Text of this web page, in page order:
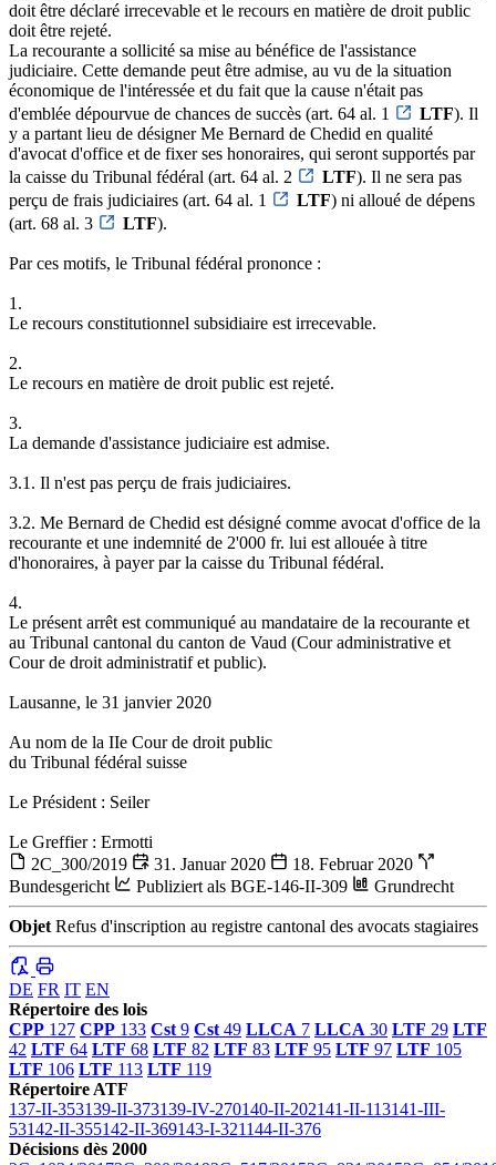
doit être déclaré irrecevable et le recours en matière de droit public
doit être rejeté.
La recourante a sollicité sa mise au bénéfice de l'assistance
judiciaire. Cette demande peut être admise, au vu de la situation
économique de l'intéressée et du fait que la cause n'était pas
d'emblée dépourvue de chances de succès (art. 64 al. 1
LTF). Il
y a partant lieu de désigner Me Bernard de Chedid en qualité
d'avocat d'office et de fixer ses honoraires, qui seront supportés par
la caisse du Tribunal fédéral (art. 64 al. 2
LTF). Il ne sera pas
perçu de frais judiciaires (art. 64 al. 1
LTF) ni alloué de dépens
(art. 68 al. 3
LTF).
Par ces motifs, le Tribunal fédéral prononce :
1.
Le recours constitutionnel subsidiaire est irrecevable.
2.
Le recours en matière de droit public est rejeté.
3.
La demande d'assistance judiciaire est admise.
3.1. Il n'est pas perçu de frais judiciaires.
3.2. Me Bernard de Chedid est désigné comme avocat d'office de la
recourante et une indemnité de 2'000 fr. lui est allouée à titre
d'honoraires, à payer par la caisse du Tribunal fédéral.
4.
Le présent arrêt est communiqué au mandataire de la recourante et
au Tribunal cantonal du canton de Vaud (Cour administrative et
Cour de droit administratif et public).
Lausanne, le 31 janvier 2020
Au nom de la IIe Cour de droit public
du Tribunal fédéral suisse
Le Président : Seiler
Le Greffier : Ermotti
2C_300/2019
31. Januar 2020
18. Februar 2020
Bundesgericht
Publiziert als BGE-146-II-309 Grundrecht
Objet Refus d'inscription au registre cantonal des avocats stagiaires
DE FR IT EN
Répertoire des lois
CPP 127 CPP 133 Cst 9 Cst 49 LLCA 7 LLCA 30 LTF 29 LTF
42 LTF 64 LTF 68 LTF 82 LTF 83 LTF 95 LTF 97 LTF 105
LTF 106 LTF 113 LTF 119
Répertoire ATF
137-II-353139-II-373139-IV-270140-II-202141-II-113141-III-
53142-II-355142-II-369143-I-321144-II-376
Décisions dès 2000